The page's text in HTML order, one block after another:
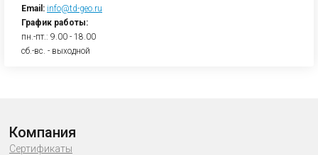
Email: info@td-geo.ru
График работы:
пн.-пт.: 9.00 - 18.00
сб.-вс. - выходной
Компания
Сертификаты